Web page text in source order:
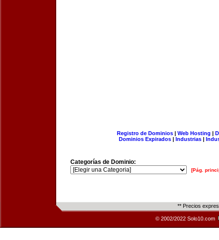
Registro de Dominios| Web Hosting |
Dominios Expirados | Industrias |
Categorías de Dominio:
[Pág.
** Precios
© 2002/2022 Solo10.com